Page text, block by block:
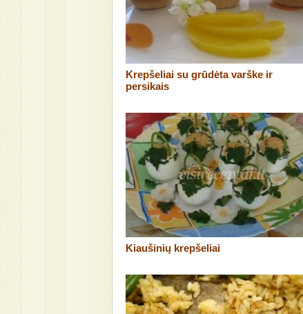
Krepšeliai su grūdėta varške ir
persikais
Kiaušinių krepšeliai